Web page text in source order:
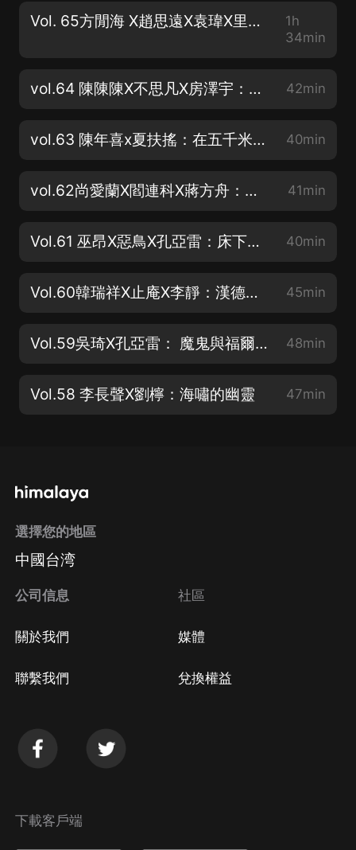
起，探討寫作的奧秘，現場解答孩子、家長對於小學生作
文的困惑。歡迎各位讀者、家長、小學生前來，一同揭開
孩子的幾個途徑 14:32： 從女兒的角度看媽媽...
Vol. 65方閒海 X趙思遠X袁瑋X里所：以歡笑拯救瘋子
1h
34min
vol.64 陳陳陳X不思凡X房澤宇：《愛死機》，對故事的熱愛 42min
vol.63 陳年喜x夏扶搖：在五千米深處爆破、寫詩、打發中年 40min
vol.62尚愛蘭X閻連科X蔣方舟：作文的真相 41min
Vol.61 巫昂X惡鳥X孔亞雷：床下的旅行箱 40min
Vol.60韓瑞祥X止庵X李靜：漢德克與語言的蒙太奇 45min
Vol.59吳琦X孔亞雷： 魔鬼與福爾摩斯 48min
Vol.58 李長聲X劉檸：海嘯的幽靈 47min
選擇您的地區
中國台湾
公司信息
關於我們
聯繫我們
社區
媒體
兌換權益
下載客戶端